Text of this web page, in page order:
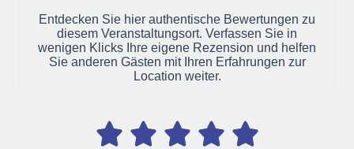
Entdecken Sie hier authentische Bewertungen zu
diesem Veranstaltungsort. Verfassen Sie in
wenigen Klicks Ihre eigene Rezension und helfen
Sie anderen Gästen mit Ihren Erfahrungen zur
Location weiter.